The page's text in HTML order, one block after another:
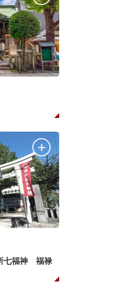
七福神 福禄